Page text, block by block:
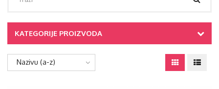
KATEGORIJE PROIZVODA
Nazivu (a-z)